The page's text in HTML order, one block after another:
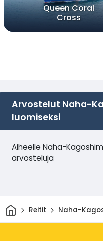
Queen Coral
Cross
Arvostelut Naha-
luomiseksi
Aiheelle Naha-
arvosteluja
KotiinReitit Naha-